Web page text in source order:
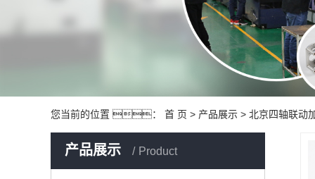
您当前的位置 ： 首 页 > 产品展示 > 北京四轴联动
产品展示 Product